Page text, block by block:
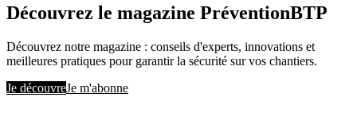
Découvrez le magazine PréventionBTP
Découvrez notre magazine : conseils d'experts, innovations et
meilleures pratiques pour garantir la sécurité sur vos chantiers.
Je découvreJe m'abonne